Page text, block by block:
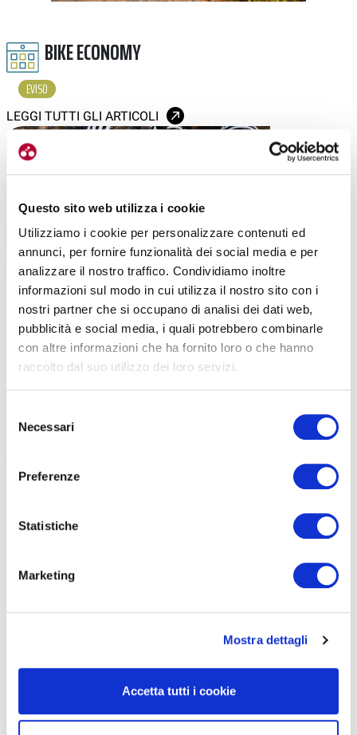
Questo sito web utilizza i cookie
Utilizziamo i cookie per personalizzare contenuti ed
annunci, per fornire funzionalità dei social media e per
analizzare il nostro traffico. Condividiamo inoltre
informazioni sul modo in cui utilizza il nostro sito con i
nostri partner che si occupano di analisi dei dati web,
pubblicità e social media, i quali potrebbero combinarle
con altre informazioni che ha fornito loro o che hanno
raccolto dal suo utilizzo dei loro servizi.
delNecessari
Preferenze
Statistiche
Marketing
Mostra dettagli
Accetta tutti i cookie
BIKE ECONOMY
EVISO
LEGGI TUTTI GLI ARTICOLI
25-04-2025
OFFICINE MATTIO CYCLING CLUB PEDALA CON LA
TECNOLOGIA EVISO
Importante accordo fra il team di Officine Mattio e la digital
#OFFICINE MATTIO
TUTTE LE CATEGORIE DEL MAGAZINE